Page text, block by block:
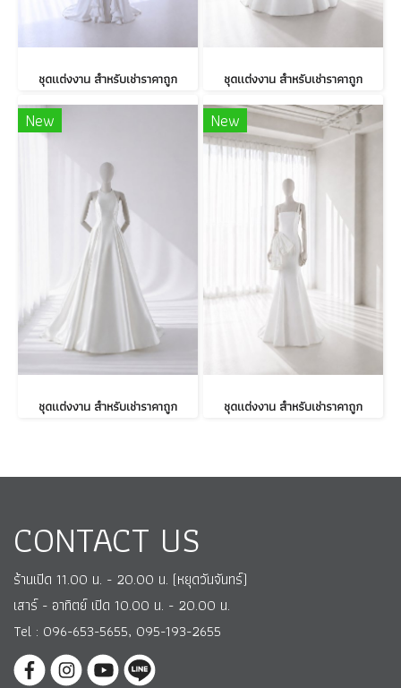
ชุดแต่งงาน สำหรับเช่าราคาถูก ชุดแต่งงาน สำหรับเช่าราคาถูก
New
ชุดแต่งงาน สำหรับเช่าราคาถูก
New
ชุดแต่งงาน สำหรับเช่าราคาถูก
CONTACT US
ร้านเปิด 11.00 น. - 20.00 น. (หยุดวันจันทร์)
เสาร์ - อาทิตย์ เปิด 10.00 น. - 20.00 น.
Tel : 096-653-5655, 095-193-2655